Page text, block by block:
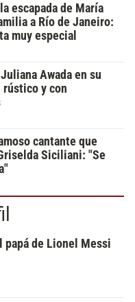
escapada de María
a Río de Janeiro:
muy especial
Awada en su
rústico y con
cantante que
Siciliani: "Se
de Lionel Messi